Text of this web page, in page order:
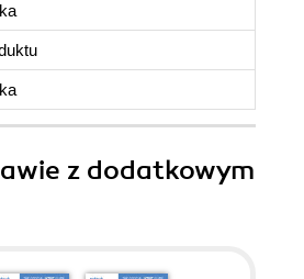
z dodatkowym